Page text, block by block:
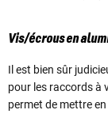
Vis/écrous en
Il est bien sûr
pour les raccords à
permet de mettre